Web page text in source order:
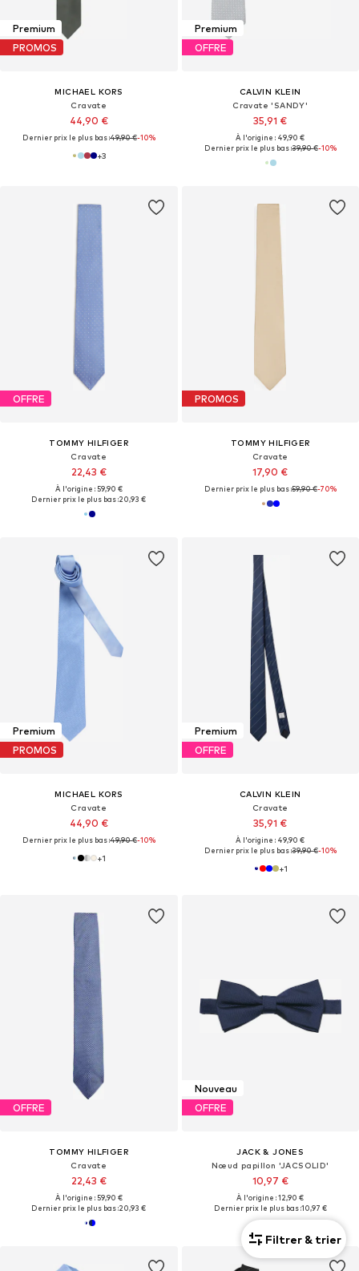
Premium
PROMOS
MICHAEL KORS
Cravate
44,90 €
Dernier prix le plus bas :49,90 €-10%
+3
Premium
OFFRE
CALVIN KLEIN
Cravate 'SANDY'
35,91 €
À l'origine : 49,90 €
Dernier prix le plus bas :39,90 €-10%
OFFRE
TOMMY HILFIGER
Cravate
22,43 €
À l'origine : 59,90 €
Dernier prix le plus bas :20,93 €
PROMOS
TOMMY HILFIGER
Cravate
17,90 €
Dernier prix le plus bas :59,90 €-70%
Premium
PROMOS
MICHAEL KORS
Cravate
44,90 €
Dernier prix le plus bas :49,90 €-10%
+1
Premium
OFFRE
CALVIN KLEIN
Cravate
35,91 €
À l'origine : 49,90 €
Dernier prix le plus bas :39,90 €-10%
+1
OFFRE
TOMMY HILFIGER
Cravate
22,43 €
À l'origine : 59,90 €
Dernier prix le plus bas :20,93 €
Nouveau
OFFRE
JACK & JONES
Nœud papillon 'JACSOLID'
10,97 €
À l'origine : 12,90 €
Dernier prix le plus bas :10,97 €
Filtrer & trier